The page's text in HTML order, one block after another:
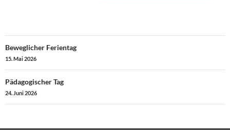
Beitragsnavigation
Beweglicher Ferientag
15. Mai 2026
Pädagogischer Tag
24. Juni 2026